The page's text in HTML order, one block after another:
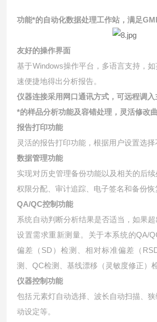
功能*的自动化数据处理工作站，满足
友好的操作界面
基于Windows操作平台，多语言支持，
速便捷地得出分析报告。
仪器连接采用网口通讯方式，可远程调入
*的样品分析功能及容错处理，灵活修改
报告打印功能
灵活的报告打印功能，根据用户设置选择
数据管理功能
实现对历史管理备份功能以及相关的后
权限分配、审计追踪、电子签名和备份恢
QA/QC控制功能
系统自动判断分析结果是否适当，如果
设置需求重新测量。关于本系统的QA/
偏差（SD）检测、相对标准偏差（
测、QC检测、基线漂移（灵敏度修正）
仪器控制功能
包括元素灯自动选择、波长自动扫描、
动设定等。